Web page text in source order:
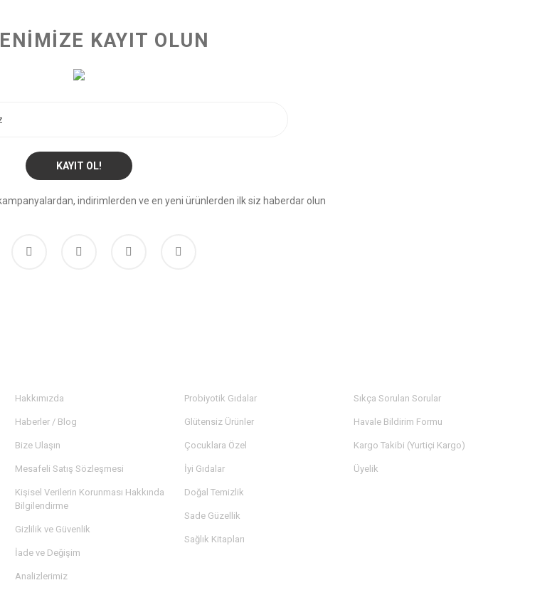
KAYIT OLUN
KAYIT OL!
indirimlerden ve en yeni ürünlerden ilk siz haberdar olun
Hakkımızda
Haberler / Blog
Bize Ulaşın
Mesafeli Satış Sözleşmesi
Kişisel Verilerin Korunması Hakkında
Bilgilendirme
Gizlilik ve Güvenlik
İade ve Değişim
Analizlerimiz
Probiyotik Gıdalar
Glütensiz Ürünler
Çocuklara Özel
İyi Gıdalar
Doğal Temizlik
Sade Güzellik
Sağlık Kitapları
Sıkça Sorulan Sorular
Havale Bildirim Formu
Kargo Takibi (Yurtiçi Kargo)
Üyelik